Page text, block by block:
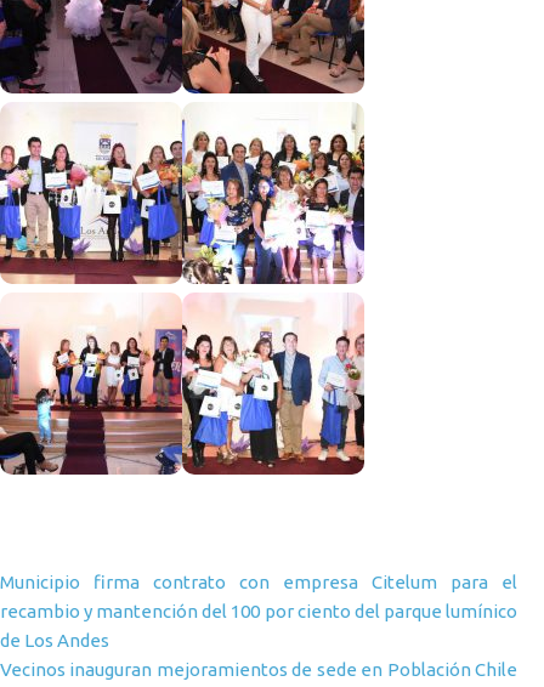
Navegación de entradas
Municipio firma contrato con empresa Citelum para el
recambio y mantención del 100 por ciento del parque lumínico
de Los Andes
Vecinos inauguran mejoramientos de sede en Población Chile